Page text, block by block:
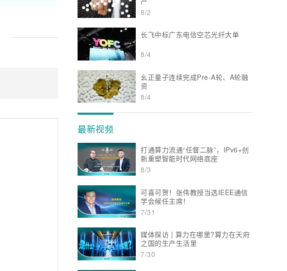
8/2
长飞中标广东电信空芯光纤大单
8/4
幺正量子连续完成Pre-A轮、A轮融
资
8/4
最新视频
打通算力流通“任督二脉”，IPv6+创
新重塑智能时代网络底座
8/3
可喜可贺！张伟教授当选IEEE通信
学会候任主席！
7/31
媒体探访 | 算力在哪里?算力在天府
之国的生产生活里
7/30